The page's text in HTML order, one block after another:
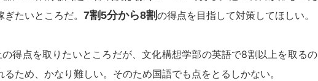
ぎたいところだ。7割5分から8割の得点を目指して対策してほしい。
得点を取りたいところだが、文化構想学部の英語で8割以上を取るの
るため、かなり難しい。そのため国語でも点をとるしかない。